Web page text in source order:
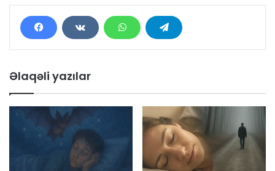
Əlaqəli yazılar